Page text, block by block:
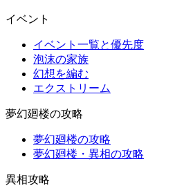
イベント
イベント一覧と優先度
泡沫の家族
幻想を編む
エクストリーム
夢幻廻楼の攻略
夢幻廻楼の攻略
夢幻廻楼・異相の攻略
異相攻略